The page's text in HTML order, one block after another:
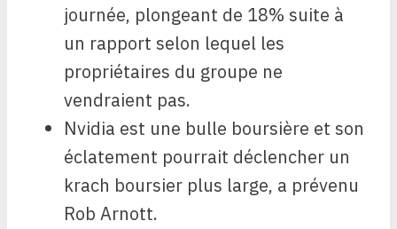
journée, plongeant de 18% suite à
un rapport selon lequel les
propriétaires du groupe ne
vendraient pas.
Nvidia est une bulle boursière et son
éclatement pourrait déclencher un
krach boursier plus large, a prévenu
Rob Arnott.